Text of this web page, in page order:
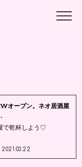
オープン。ネオ居酒屋
で乾杯しよう♡